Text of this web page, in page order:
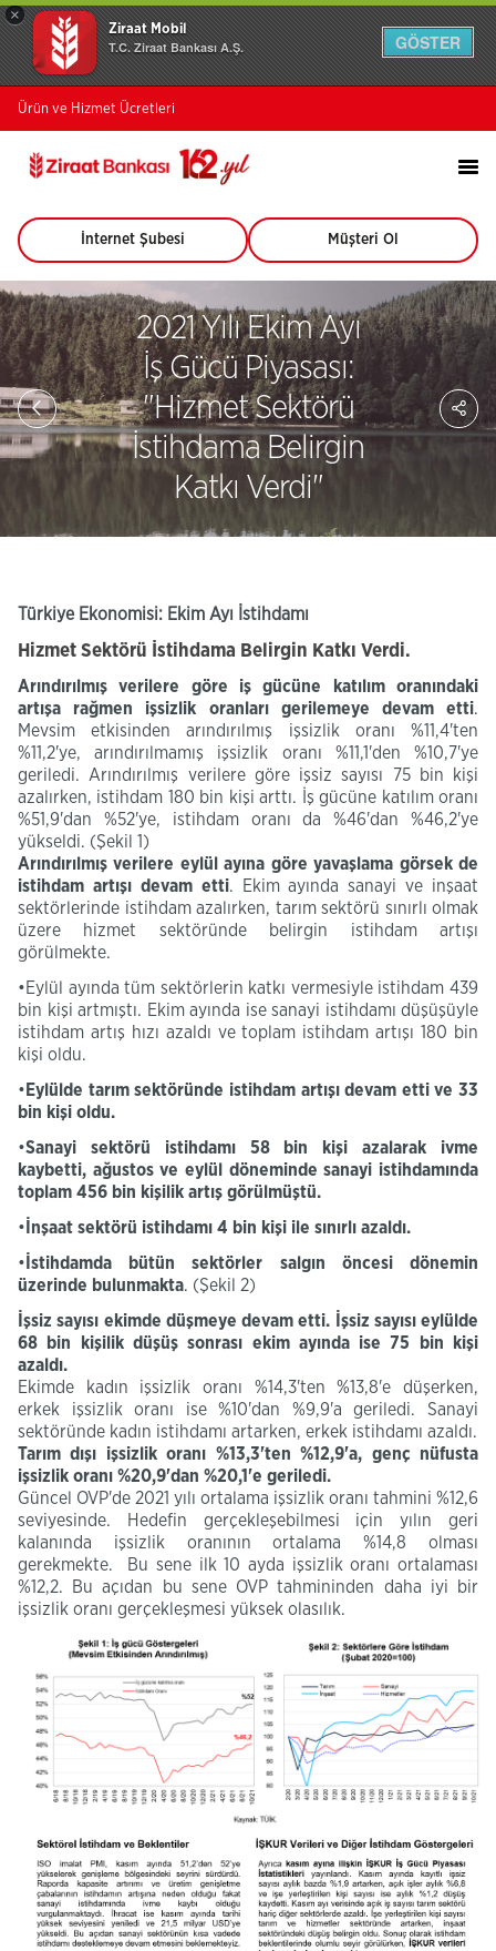
×
Ziraat Mobil
T.C. Ziraat Bankası A.Ş. GÖSTER
Ürün ve Hizmet Ücretleri
İnternet Şubesi
(Bu
sayfa
yeni
pencerede
açılacaktır)
Müşteri Ol
(Bu
sayfa
yeni
pencerede
açılacaktır)
2021 Yılı Ekim Ayı
İş Gücü Piyasası:
"Hizmet Sektörü
İstihdama Belirgin
Katkı Verdi"
Türkiye Ekonomisi: Ekim Ayı İstihdamı
Hizmet Sektörü İstihdama Belirgin Katkı Verdi.
Arındırılmış verilere göre iş gücüne
katılım oranındaki
artışa rağmen işsizlik oranları gerilemeye devam etti.
Mevsim etkisinden arındırılmış işsizlik oranı %11,4'ten
%11,2'ye, arındırılmamış işsizlik oranı %11,1'den %10,7'ye
geriledi. Arındırılmış verilere göre işsiz sayısı 75 bin kişi
azalırken, istihdam 180 bin kişi arttı. İş gücüne katılım oranı
%51,9'dan %52'ye, istihdam oranı da %46'dan %46,2'ye
yükseldi. (Şekil 1)
Arındırılmışverilere eylül ayına göre yavaşlama görsek de
istihdam artışı devam etti. Ekim ayında sanayi ve inşaat
sektörlerinde istihdam azalırken, tarım sektörü sınırlı olmak
üzere hizmet sektöründe belirgin istihdam artışı
görülmekte.
•Eylül ayında tüm sektörlerin katkı vermesiyle istihdam 439
bin kişi artmıştı. Ekim ayında ise sanayi istihdamı düşüşüyle
istihdam artış hızı azaldı ve toplam istihdam artışı 180 bin
kişi oldu.
• Eylülde tarım sektöründe istihdam artışı devam etti ve 33
bin kişi oldu.
•Sanayi sektörü istihdamı 58 bin kişi azalarak ivme
kaybetti, ağustos ve eylül döneminde sanayi istihdamında
toplam 456 bin kişilik artış görülmüştü.
• nşaat sektörü istihdamı 4 bin kişi ile sınırlı azaldı.
• İstihdamda bütün sektörler salgın öncesi dönemin
üzerinde bulunmakta. (Şekil 2)
İşsiz sayısı ekimde düşmeye devam etti. İşsiz sayısı eylülde
68 bin kişilik düşüş sonrası ekim ayında ise 75 bin kişi
azaldı.
Ekimde kadın işsizlik oranı %14,3'ten %13,8'e düşerken,
erkek işsizlik oranı ise %10'dan %9,9'a geriledi. Sanayi
sektöründe kadın istihdamı artarken, erkek istihdamı azaldı.
Tarım dışı işsizlik oranı %13,3'ten%12,9'a, genç nüfusta
işsizlik oranı %20,9'dan %20,1'e geriledi.
Güncel OVP'de 2021 yılı ortalama işsizlik oranı tahmini %12,6
seviyesinde. Hedefin gerçekleşebilmesi için yılın geri
kalanında işsizlik oranının ortalama %14,8 olması
gerekmekte. Bu sene ilk 10 ayda işsizlik oranı ortalaması
%12,2. Bu açıdan bu sene OVP tahmininden daha iyi bir
işsizlik oranı gerçekleşmesi yüksek olasılık.